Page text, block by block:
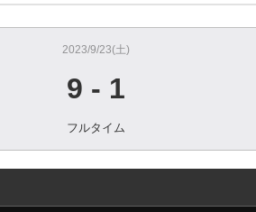
2023/9/23(土)
9 - 1
フルタイム